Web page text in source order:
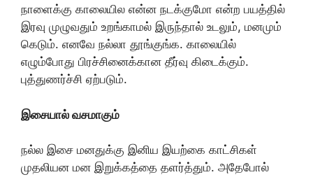
நாளைக்கு காலையில என்ன நடக்குமோ என்ற பயத்தில்
இரவு முழுவதும் உறங்காமல் இருந்தால் உடலும், மனமும்
கெடும். எனவே நல்லா தூங்குங்க. காலையில்
எழும்போது பிரச்சினைக்கான தீர்வு கிடைக்கும்.
புத்துணர்ச்சி ஏற்படும்.
இசையால் வசமாகும்
நல்ல இசை மனதுக்கு இனிய இயற்கை காட்சிகள்
முதலியன மன இறுக்கத்தை தளர்த்தும். அதேபோல்